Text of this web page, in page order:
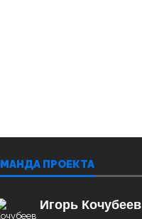
ПРОЕКТА
Игорь Кочубеев